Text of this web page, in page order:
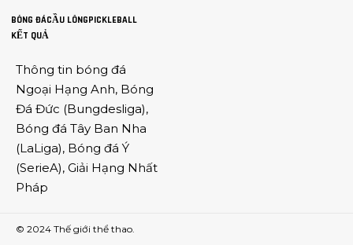
BÓNG ĐÁCẦU LÔNGPICKLEBALL
KẾT QUẢ
Thông tin bóng đá
Ngoại Hạng Anh, Bóng
Đá Đức (Bungdesliga),
Bóng đá Tây Ban Nha
(LaLiga), Bóng đá Ý
(SerieA), Giải Hạng Nhất
Pháp
© 2024 Thế giới thể thao.